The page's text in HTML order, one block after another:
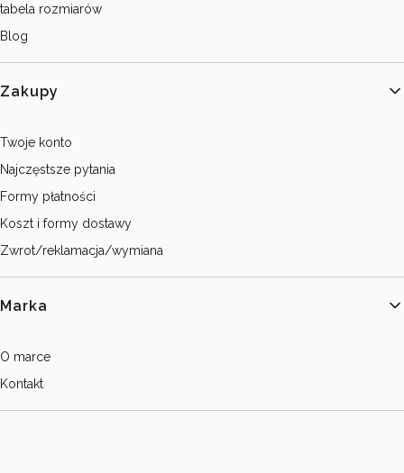
tabela rozmiarów
Blog
Zakupy
Twoje konto
Najczęstsze pytania
Formy płatności
Koszt i formy dostawy
Zwrot/reklamacja/wymiana
Marka
O marce
Kontakt